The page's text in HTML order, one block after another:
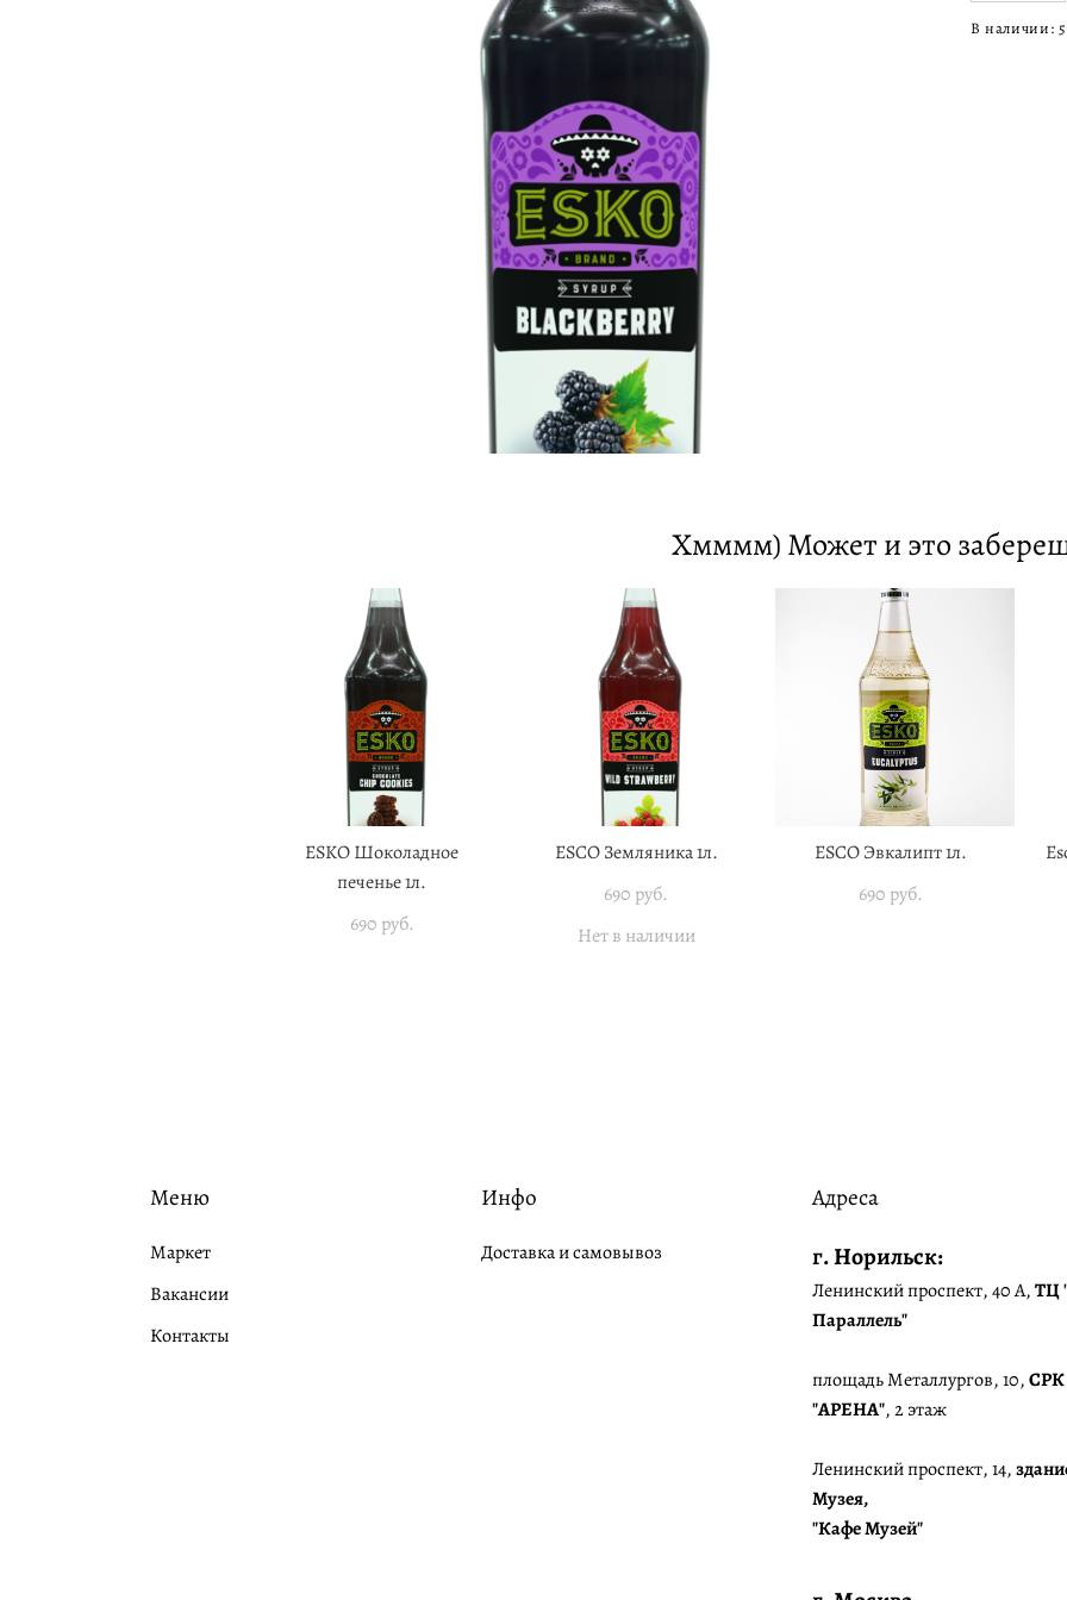
В наличии: 5
Хмммм) Может и это
ESKO Шоколадное
печенье 1л.
690 pуб.
ESCO Земляника 1л.
690 pуб.
Нет в наличии
ESCO Эвкалипт 1л.
690 pуб.
Меню
Маркет
Вакансии
Контакты
Инфо
Доставка и самовывоз
Адреса
г. Норильск:
Ленинский проспект, 40 А,ТЦ
Параллель"
площадь Металлургов, 10,СРК
"АРЕНА", 2 этаж
Ленинский проспект, 14,
Музея,
"Кафе Музей"